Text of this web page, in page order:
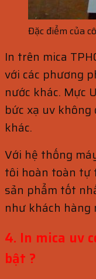
Đặc điểm của
In trên mica
với các phương
nước khác. Mực
bức xạ uv
khác.
Với hệ thống
tôi hoàn toàn tự
sản phẩm tốt
như khách hàng
4. In mica uv
bật ?